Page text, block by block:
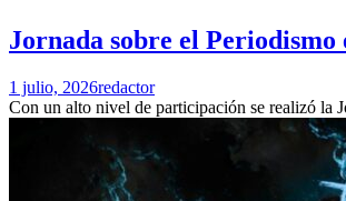
Jornada sobre el Periodismo
1 julio, 2026redactor
Con un alto nivel de participación se realizó la